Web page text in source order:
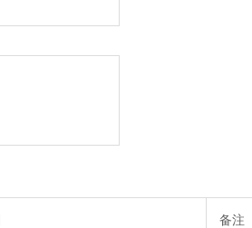
备注